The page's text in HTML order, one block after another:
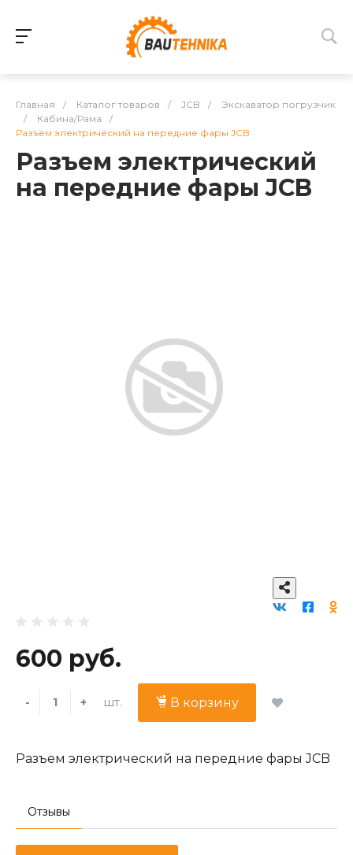
Главная / Каталог товаров / JCB /
Экскаватор погрузчик
/
Кабина/Рама
/
Разъем электрический на передние фары JCB
Разъем электрический
на передние фары JCB
600 руб.
- + шт. В корзину
Разъем электрический на передние фары JCB
Отзывы